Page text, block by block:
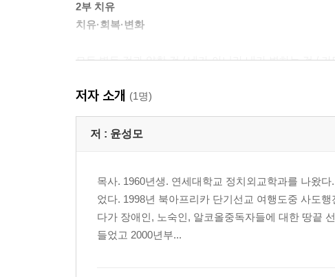
2부 치유
치유·회복·변화
모든 병든 것과 약한 것 / 네가 아니라 내가 변하는 것 /
대한 갈망 / 살려는 의지 / 성인 아이 / 수다 떠는 남자
무엇인가? - 어버이날에 부쳐 / 영혼에 뿌려진 제초제
치료에 성공하는 사람들의 7가지 특징 / 코페르니쿠스
3부 공동체
살아가는 이야기
거긴 가게 없나요? / 50대에게 희망을 / 그가 나의 이
저자 소개 (1명)
저 : 윤성모
목사. 1960년생. 연세대학교 정치외교학과를 나왔
었다. 1998년 북아프리카 단기선교 여행도중 사도
다가 장애인, 노숙인, 알코올중독자들에 대한 땅끝
들었고 2000년부...